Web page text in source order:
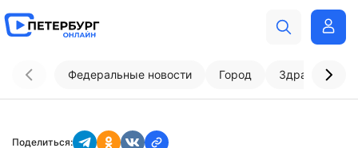
Федеральные новости Город
Поделиться: